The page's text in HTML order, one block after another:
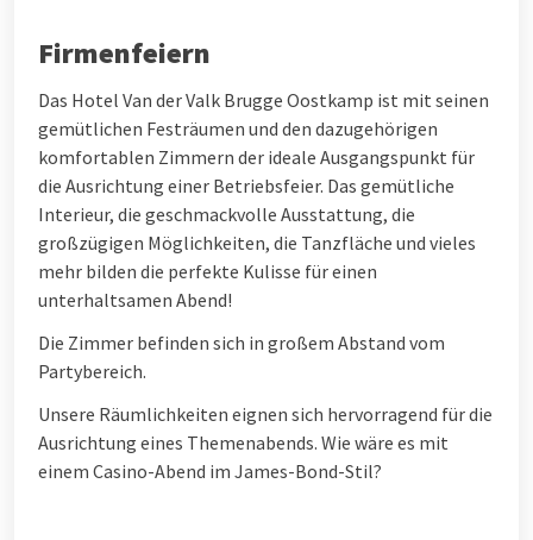
Firmenfeiern
Das Hotel Van der Valk Brugge Oostkamp ist mit seinen
gemütlichen Festräumen und den dazugehörigen
komfortablen Zimmern der ideale Ausgangspunkt für
die Ausrichtung einer Betriebsfeier. Das gemütliche
Interieur, die geschmackvolle Ausstattung, die
großzügigen Möglichkeiten, die Tanzfläche und vieles
mehr bilden die perfekte Kulisse für einen
unterhaltsamen Abend!
Die Zimmer befinden sich in großem Abstand vom
Partybereich.
Unsere Räumlichkeiten eignen sich hervorragend für die
Ausrichtung eines Themenabends. Wie wäre es mit
einem Casino-Abend im James-Bond-Stil?